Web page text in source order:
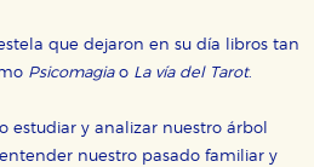
que dejaron en su día libros tan
Psicomagiao La vía del Tarot.
estudiar y analizar nuestro árbol
nuestro pasado familiar y